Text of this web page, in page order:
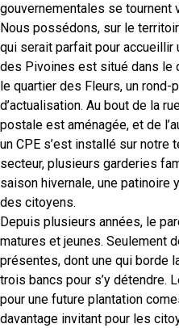
gouvernementales se tournent
Nous possédons, sur le
qui serait parfait pour accueillir
des Pivoines est situé dans le
le quartier des Fleurs, un rond-
d’actualisation. Au bout de la
postale est aménagée, et de
un CPE s’est installé sur notre
secteur, plusieurs garderies
saison hivernale, une patinoire
des citoyens.
Depuis plusieurs années, le
matures et jeunes. Seulement
présentes, dont une qui borde
trois bancs pour s’y détendre.
pour une future plantation
davantage invitant pour les